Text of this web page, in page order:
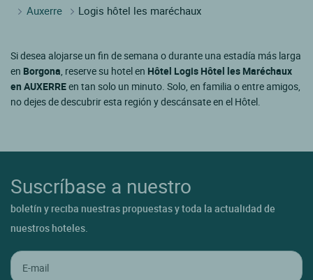
Auxerre
Logis hôtel les maréchaux
Si desea alojarse un fin de semana o durante una estadía más larga
en Borgona, reserve su hotel en Hôtel Logis Hôtel les Maréchaux
en AUXERREen tan solo un minuto. Solo, en familia o entre amigos,
no dejes de descubrir esta región y descánsate en el Hôtel.
Suscríbase a nuestro
boletín y reciba nuestras propuestas y toda la actualidad de
nuestros hoteles.